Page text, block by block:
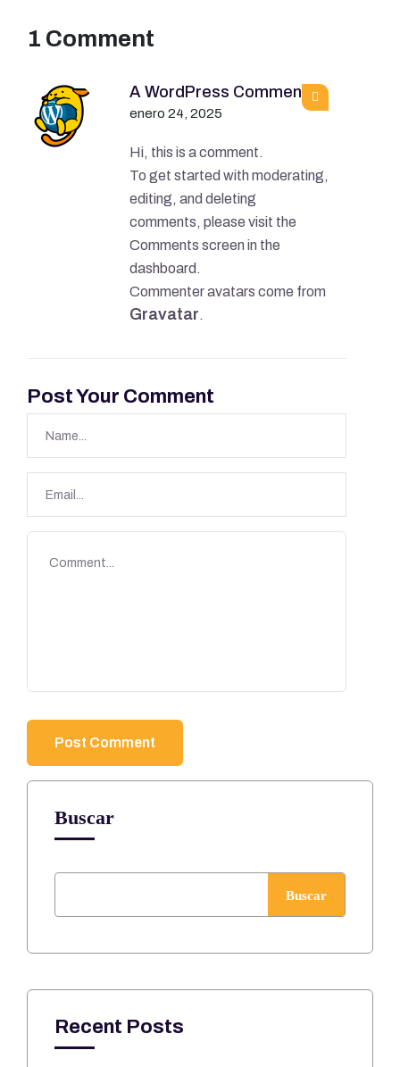
1 Comment
A WordPress Commenter
enero 24, 2025
Hi, this is a comment.
To get started with moderating,
editing, and deleting
comments, please visit the
Comments screen in the
dashboard.
Commenter avatars come from
Gravatar.
Post Your Comment
Buscar
Buscar
Recent Posts